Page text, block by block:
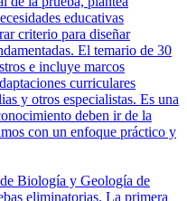
educativas
criterio para diseñar
El temario de 30
e incluye marcos
curriculares
y otros especialistas. Es una
deben ir de la
con un enfoque práctico y
Biología y Geología de
eliminatorias. La primera